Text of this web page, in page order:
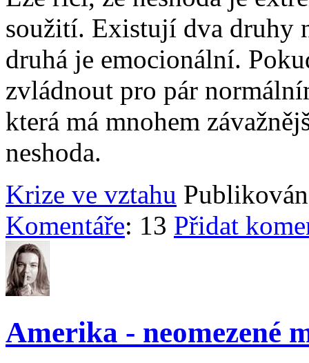
soužití. Existují dva druhy
druhá je emocionální.
zvládnout pro pár
která má mnohem
neshoda.
Krize ve vztahu
Komentáře: 13 Přidat
Amerika - neomezené